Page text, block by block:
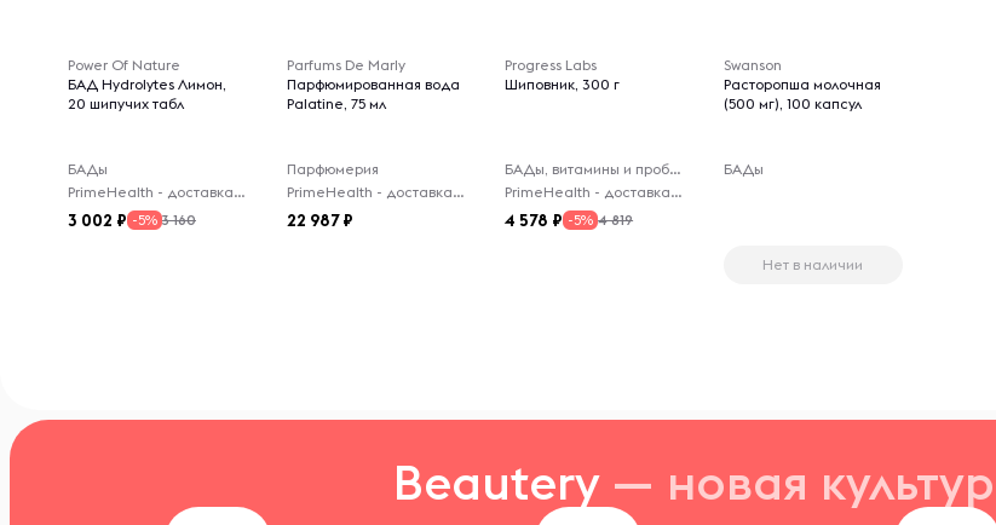
Power Of Nature
БАД Hydrolytes Лимон,
20 шипучих табл
БАДы
PrimeHealth - доставка из-за рубежа
3 002 -5% 3 160
Parfums De Marly
Парфюмированная вода
Palatine, 75 мл
Парфюмерия
PrimeHealth - доставка из-за рубежа
22 987
Progress Labs
Шиповник, 300 г
БАДы, витамины и пробиотики
PrimeHealth - доставка из-за рубежа
4 578 -5% 4 819
Swanson
Расторопша молочная
(500 мг), 100 капсул
БАДы
Нет в наличии
Beautery — новая